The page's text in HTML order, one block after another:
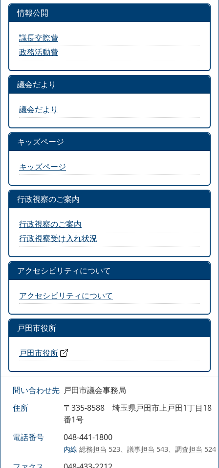
情報公開
議長交際費
政務活動費
議会だより
議会だより
キッズページ
キッズページ
行政視察のご案内
行政視察のご案内
行政視察受け入れ状況
アクセシビリティについて
アクセシビリティについて
戸田市役所
戸田市役所
問い合わせ先 戸田市議会事務局
住所
〒335-8588 埼玉県戸田市上戸田1丁目18
番1号
電話番号
048-441-1800
内線 総務担当 523、議事担当 543、調査担当 524